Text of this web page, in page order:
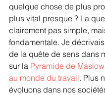
quelque chose de plus
plus vital presque ? La
clairement pas simple,
fondamentale. Je
de la quête de sens dans
sur la Pyramide de
au monde du travail. Plus
évoluons dans nos